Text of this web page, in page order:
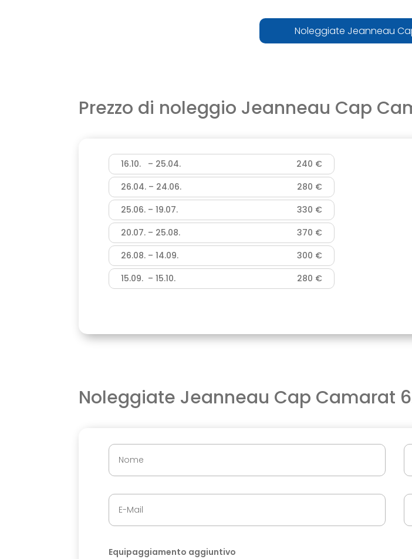
Noleggiate Jeanneau
Prezzo di noleggio Jeanneau Cap
16.10. – 25.04.
240 €
26.04. – 24.06.
280 €
25.06. – 19.07.
330 €
20.07. – 25.08.
370 €
26.08. – 14.09.
300 €
15.09. – 15.10.
280 €
Noleggiate Jeanneau Cap Camarat
Equipaggiamento aggiuntivo